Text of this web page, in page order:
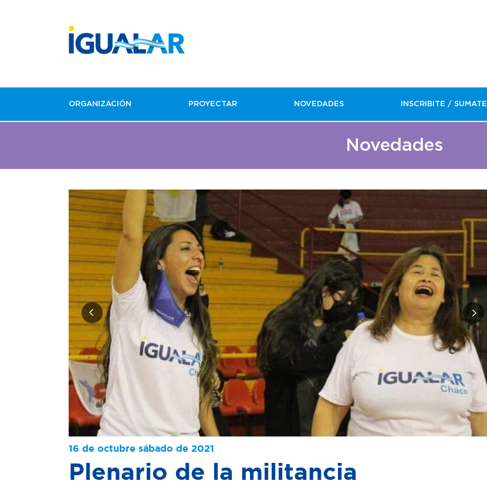
ORGANIZACIÓN PROYECTAR NOVEDADES INSCRIBITE /
Novedades
16 de octubre sábado de 2021
Plenario de la militancia